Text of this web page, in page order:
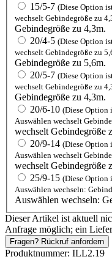
15/5-7 (Diese Option
wechselt Gebindegröße zu
Gebindegröße zu 4,3m.
20/4-5 (Diese Option
wechselt Gebindegröße zu
Gebindegröße zu 5,6m.
20/5-7 (Diese Option
wechselt Gebindegröße zu
Gebindegröße zu 4,3m.
20/6-10 (Diese Option
Auswählen wechselt
wechselt Gebindegröße
20/9-14 (Diese Option
Auswählen wechselt
wechselt Gebindegröße
25/9-15 (Diese Option
Auswählen wechseln:
Auswählen wechseln:
Dieser Artikel ist aktuell
Anfrage möglich; ein
Fragen? Rückruf anfordern
Produktnummer: ILL2.19